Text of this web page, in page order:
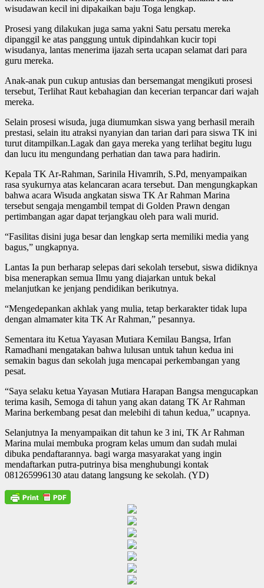
wisudawan kecil ini dipakaikan baju Toga lengkap.
Prosesi yang dilakukan juga sama yakni Satu persatu mereka
dipanggil ke atas panggung untuk dipindahkan kucir topi
wisudanya, lantas menerima ijazah serta ucapan selamat dari para
guru mereka.
Anak-anak pun cukup antusias dan bersemangat mengikuti prosesi
tersebut, Terlihat Raut kebahagian dan kecerian terpancar dari wajah
mereka.
Selain prosesi wisuda, juga diumumkan siswa yang berhasil meraih
prestasi, selain itu atraksi nyanyian dan tarian dari para siswa TK ini
turut ditampilkan.Lagak dan gaya mereka yang terlihat begitu lugu
dan lucu itu mengundang perhatian dan tawa para hadirin.
Kepala TK Ar-Rahman, Sarinila Hivamrih, S.Pd, menyampaikan
rasa syukurnya atas kelancaran acara tersebut. Dan mengungkapkan
bahwa acara Wisuda angkatan siswa TK Ar Rahman Marina
tersebut sengaja mengambil tempat di Golden Prawn dengan
pertimbangan agar dapat terjangkau oleh para wali murid.
“Fasilitas disini juga besar dan lengkap serta memiliki media yang
bagus,” ungkapnya.
Lantas Ia pun berharap selepas dari sekolah tersebut, siswa didiknya
bisa menerapkan semua Ilmu yang diajarkan untuk bekal
melanjutkan ke jenjang pendidikan berikutnya.
“Mengedepankan akhlak yang mulia, tetap berkarakter tidak lupa
dengan almamater kita TK Ar Rahman,” pesannya.
Sementara itu Ketua Yayasan Mutiara Kemilau Bangsa, Irfan
Ramadhani mengatakan bahwa lulusan untuk tahun kedua ini
semakin bagus dan sekolah juga mencapai perkembangan yang
pesat.
“Saya selaku ketua Yayasan Mutiara Harapan Bangsa mengucapkan
terima kasih, Semoga di tahun yang akan datang TK Ar Rahman
Marina berkembang pesat dan melebihi di tahun kedua,” ucapnya.
Selanjutnya Ia menyampaikan dit tahun ke 3 ini, TK Ar Rahman
Marina mulai membuka program kelas umum dan sudah mulai
dibuka pendaftarannya. bagi warga masyarakat yang ingin
mendaftarkan putra-putrinya bisa menghubungi kontak
081265996130 atau datang langsung ke sekolah. (YD)